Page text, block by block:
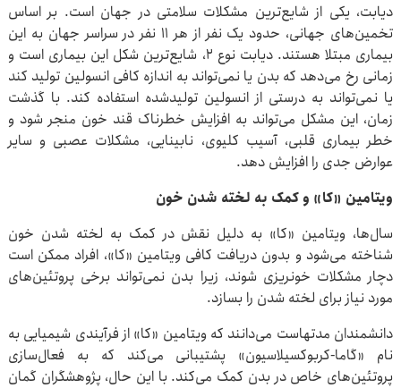
دیابت، یکی از شایع‌ترین مشکلات سلامتی در جهان است. بر اساس
تخمین‌های جهانی، حدود یک نفر از هر ۱۱ نفر در سراسر جهان به این
بیماری مبتلا هستند. دیابت نوع ۲، شایع‌ترین شکل این بیماری است و
زمانی رخ می‌دهد که بدن یا نمی‌تواند به اندازه کافی انسولین تولید کند
یا نمی‌تواند به درستی از انسولین تولیدشده استفاده کند. با گذشت
زمان، این مشکل می‌تواند به افزایش خطرناک قند خون منجر شود و
خطر بیماری قلبی، آسیب کلیوی، نابینایی، مشکلات عصبی و سایر
عوارض جدی را افزایش دهد.
ویتامین «کا» و کمک به لخته شدن خون
سال‌ها، ویتامین «کا» به دلیل نقش در کمک به لخته شدن خون
شناخته می‌شود و بدون دریافت کافی ویتامین «کا»، افراد ممکن است
دچار مشکلات خونریزی شوند، زیرا بدن نمی‌تواند برخی پروتئین‌های
مورد نیاز برای لخته شدن را بسازد.
دانشمندان مدتهاست می‌دانند که ویتامین «کا» از فرآیندی شیمیایی به
نام «گاما-کربوکسیلاسیون» پشتیبانی می‌کند که به فعال‌سازی
پروتئین‌های خاص در بدن کمک می‌کند. با این حال، پژوهشگران گمان